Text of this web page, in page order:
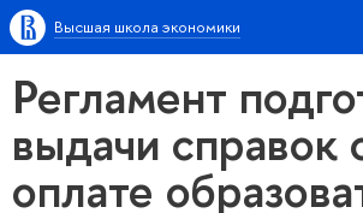
Высшая школа экономики
Регламент
выдачи справок
оплате